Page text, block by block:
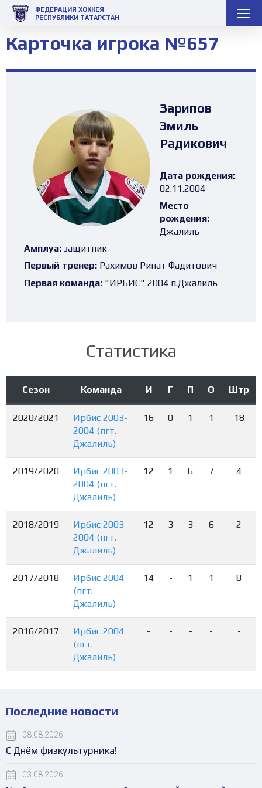
ФЕДЕРАЦИЯ ХОККЕЯ
РЕСПУБЛИКИ ТАТАРСТАН
Карточка игрока №657
Зарипов
Эмиль
Радикович
Дата рождения:
02.11.2004
Место
рождения:
Джалиль
Амплуа: защитник
Первый тренер: Рахимов Ринат Фадитович
Первая команда: "ИРБИС" 2004 п.Джалиль
Статистика
Сезон Команда И Г П О Штр
2020/2021
Ирбис 2003-
2004 (пгт.
Джалиль)
16 0 1 1 18
2019/2020
Ирбис 2003-
2004 (пгт.
Джалиль)
12 1 6 7 4
2018/2019
Ирбис 2003-
2004 (пгт.
Джалиль)
12 3 3 6 2
2017/2018
Ирбис 2004
(пгт.
Джалиль)
14 - 1 1 8
2016/2017
Ирбис 2004
(пгт.
Джалиль)
- - - - -
Последние новости
08.08.2026
С Днём физкультурника!
03.08.2026